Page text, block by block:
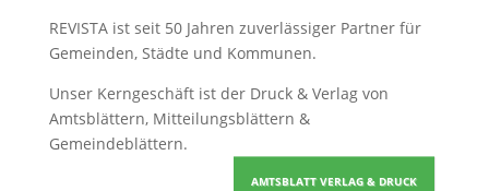
REVISTA ist seit 50 Jahren zuverlässiger Partner für
Gemeinden, Städte und Kommunen.
Unser Kerngeschäft ist der Druck & Verlag von
Amtsblättern, Mitteilungsblättern &
Gemeindeblättern.
AMTSBLATT VERLAG & DRUCK